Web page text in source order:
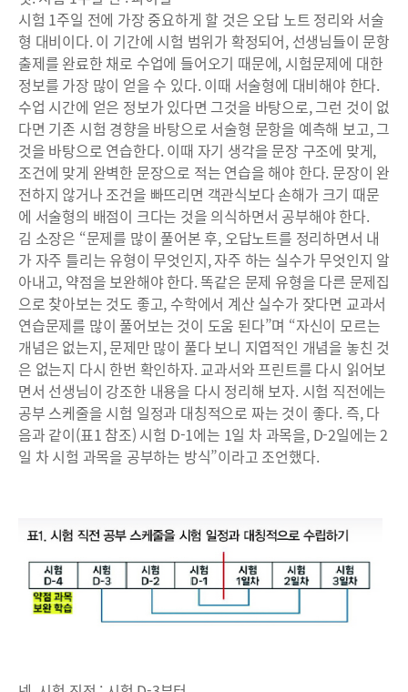
시험 1주일 전에 가장 중요하게 할 것은 오답 노트 정리와 서술
형 대비이다. 이 기간에 시험 범위가 확정되어, 선생님들이 문항
출제를 완료한 채로 수업에 들어오기 때문에, 시험문제에 대한
정보를 가장 많이 얻을 수 있다. 이때 서술형에 대비해야 한다.
수업 시간에 얻은 정보가 있다면 그것을 바탕으로, 그런 것이 없
다면 기존 시험 경향을 바탕으로 서술형 문항을 예측해 보고, 그
것을 바탕으로 연습한다. 이때 자기 생각을 문장 구조에 맞게,
조건에 맞게 완벽한 문장으로 적는 연습을 해야 한다. 문장이 완
전하지 않거나 조건을 빠뜨리면 객관식보다 손해가 크기 때문
에 서술형의 배점이 크다는 것을 의식하면서 공부해야 한다.
김 소장은 “문제를 많이 풀어본 후, 오답노트를 정리하면서 내
가 자주 틀리는 유형이 무엇인지, 자주 하는 실수가 무엇인지 알
아내고, 약점을 보완해야 한다. 똑같은 문제 유형을 다른 문제집
으로 찾아보는 것도 좋고, 수학에서 계산 실수가 잦다면 교과서
연습문제를 많이 풀어보는 것이 도움 된다”며 “자신이 모르는
개념은 없는지, 문제만 많이 풀다 보니 지엽적인 개념을 놓친 것
은 없는지 다시 한번 확인하자. 교과서와 프린트를 다시 읽어보
면서 선생님이 강조한 내용을 다시 정리해 보자. 시험 직전에는
공부 스케줄을 시험 일정과 대칭적으로 짜는 것이 좋다. 즉, 다
음과 같이(표1 참조) 시험 D-1에는 1일 차 과목을, D-2일에는 2
일 차 시험 과목을 공부하는 방식”이라고 조언했다.